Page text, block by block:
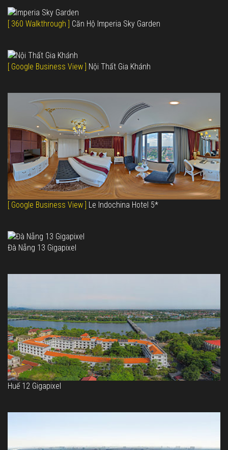
[ 360 Walkthrough ] Căn Hộ Imperia Sky Garden
[ Google Business View ] Nội Thất Gia Khánh
[ Google Business View ] Le Indochina Hotel 5*
Đà Nẵng 13 Gigapixel
Huế 12 Gigapixel